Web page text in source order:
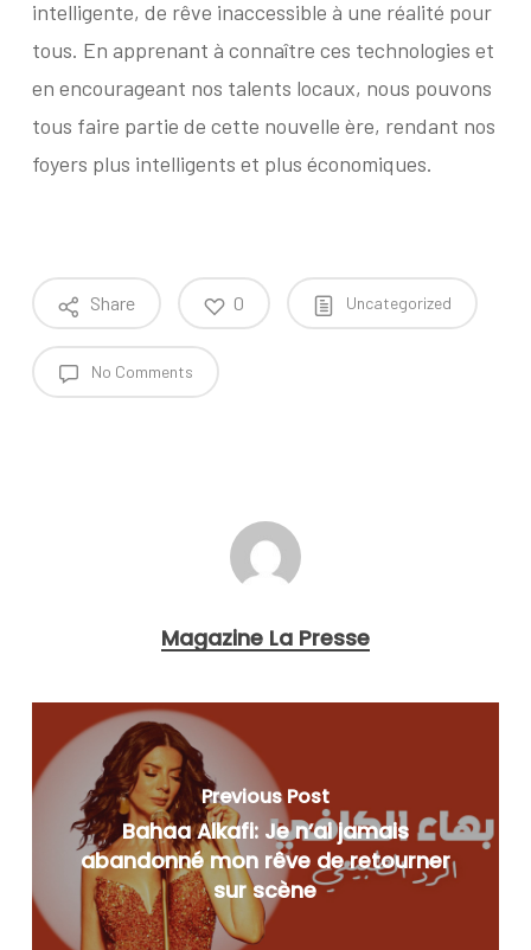
intelligente, de rêve inaccessible à une réalité pour
tous. En apprenant à connaître ces technologies et
en encourageant nos talents locaux, nous pouvons
tous faire partie de cette nouvelle ère, rendant nos
foyers plus intelligents et plus économiques.
Share 0 Uncategorized
No Comments
Magazine La Presse
Previous Post
Bahaa Alkafi: Je n’ai jamais
abandonné mon rêve de retourner
sur scène